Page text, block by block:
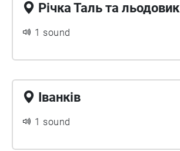
Річка Таль та льодовик
1 sound
Іванків
1 sound